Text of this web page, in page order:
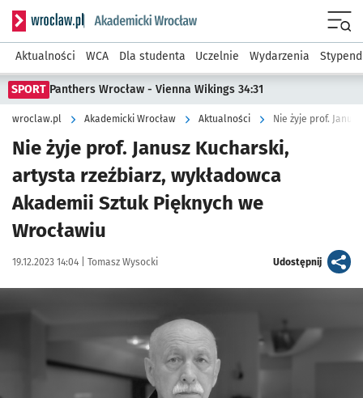
Serwis informacyjny wroclaw.pl podserwis: Akademicki
Aktualności WCA Dla studenta Uczelnie Wydarzenia
SPORT Panthers Wrocław - Vienna Wikings 34:31
wroclaw.pl Akademicki Wrocław Aktualności
Nie żyje prof. Janusz Kucharski,
artysta rzeźbiarz, wykładowca
Akademii Sztuk Pięknych we
Wrocławiu
Data publikacji:
19.12.2023 14:04 | Autor:
Tomasz Wysocki Udostępnijartykuł